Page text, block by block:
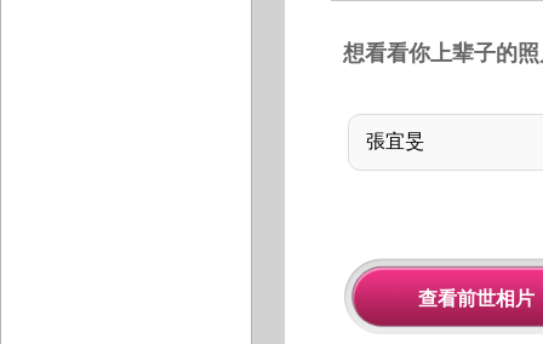
想看看你上辈子的